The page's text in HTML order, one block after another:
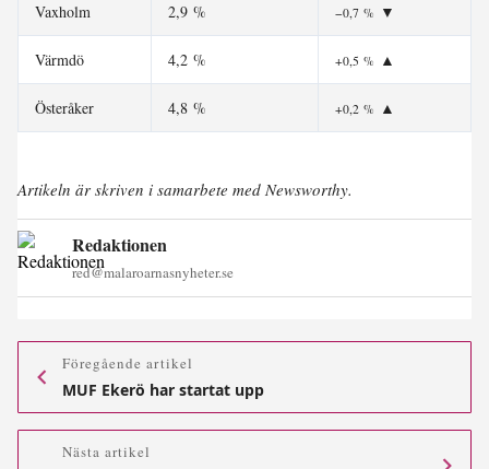
Vaxholm 2,9 % −0,7 % ▼
Värmdö 4,2 % +0,5 % ▲
Österåker 4,8 % +0,2 % ▲
Artikeln är skriven i samarbete med Newsworthy.
Redaktionen
red@malaroarnasnyheter.se
Föregående artikel
MUF Ekerö har startat upp
Nästa artikel